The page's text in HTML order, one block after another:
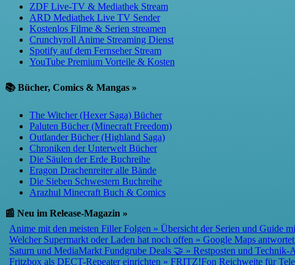
ZDF Live-TV & Mediathek Stream
ARD Mediathek Live TV Sender
Kostenlos Filme & Serien streamen
Crunchyroll Anime Streaming Dienst
Spotify auf dem Fernseher Stream
YouTube Premium Vorteile & Kosten
📚 Bücher, Comics & Mangas »
The Witcher (Hexer Saga) Bücher
Paluten Bücher (Minecraft Freedom)
Outlander Bücher (Highland Saga)
Chroniken der Unterwelt Bücher
Die Säulen der Erde Buchreihe
Eragon Drachenreiter alle Bände
Die Sieben Schwestern Buchreihe
Arazhul Minecraft Buch & Comics
📰 Neu im Release-Magazin »
Anime mit den meisten Filler Folgen » Übersicht der Serien und Guide
Welcher Supermarkt oder Laden hat noch offen » Google Maps
Saturn und MediaMarkt Fundgrube Deals 🤝 » Restposten und
Fritzbox als DECT-Repeater einrichten » FRITZ!Fon Reichweite für